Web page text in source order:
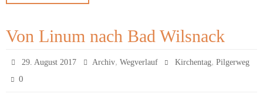
Von Linum nach Bad Wilsnack
29. August 2017 Archiv, Wegverlauf Kirchentag, Pilgerweg
0